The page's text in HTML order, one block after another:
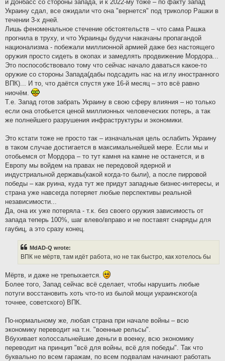
и Донбасс со стороны запада, и к 2022-му тоже – по факту запад
Украину сдал, все ожидали что она "вернется" под триколор Рашки в
течении 3-х дней.
Лишь феноменальное стечение обстоятельств – что сама Рашка
прогнила в труху, и что Украинцы будучи накачаны пропагандой
национализма - побежали миллионной армией даже без настоящего
оружия просто сидеть в окопах и замедлять продвижение Мордора...
Это поспособствовало тому что сейчас начало даваться какое-то
оружие со стороны Запада(дабы подсадить нас на иглу иностранного
ВПК)... И то, что даётся спустя уже 16-й месяц – это всё равно
ниочём.
Т.е. Запад готов забрать Украину в свою сферу влияния – но только
если она отобьется ценой миллионных человеческих потерь, а так
же полнейшего разрушения инфраструктуры и экономики.
Это кстати тоже не просто так – изначальная цель ослабить Украину
в таком случае достигается в максимальнейшей мере. Если мы и
отобьемся от Мордора – то тут камня на камне не останется, и в
Европу мы войдем на правах не передовой ядерной и
индустриальной державы(какой когда-то были), а после пирровой
победы – как руина, куда тут же придут западные бизнес-интересы, и
страна уже навсегда потеряет любые перспективы реальной
независимости...
Да, она их уже потеряла - т.к. без своего оружия зависимость от
запада теперь 100%, шаг влево/вправо и не поставят снаряды для
гаубиц, а это сразу конец.
MdAD-Q wrote:
ВПК не мёртв, там идёт работа, но не так быстро, как хотелось бы
Мёртв, и даже не трепыхается.
Более того, Запад сейчас всё сделает, чтобы нарушить любые
потуги восстановить хоть что-то из былой мощи украинского(а
точнее, советского) ВПК.
По-нормальному же, любая страна при начале войны – всю
экономику переводит на т.н. "военные рельсы".
Вбухивает колоссальнейшие деньги в военку, всю экономику
переводит на принцип "всё для войны, всё для победы". Так что
буквально по всем гаражам, по всем подвалам начинают работать